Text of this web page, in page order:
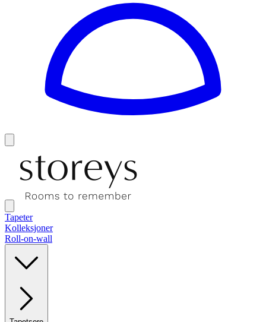
Tapeter
Kolleksjoner
Roll-on-wall